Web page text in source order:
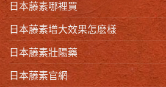
日本藤素哪裡買
日本藤素增大效果怎麽樣
日本藤素壯陽藥
日本藤素官網